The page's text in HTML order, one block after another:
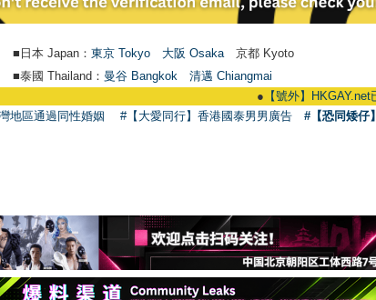
■日本 Japan： 東京 Tokyo 大阪 Osaka 京都 Kyoto
■泰國 Thailand： 曼谷 Bangkok
清邁 Chiangmai
【號外】HKGAY.net
地區通過同性婚姻 #【大愛同行】香港國泰男男廣告 #【恐同矮仔